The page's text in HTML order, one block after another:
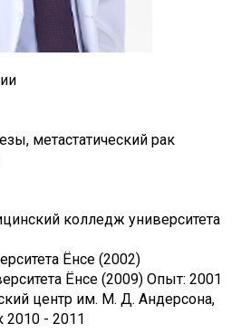
метастатический рак
колледж университета
Ёнсе (2002)
Ёнсе (2009) Опыт: 2001
центр им. М. Д. Андерсона,
2010 - 2011